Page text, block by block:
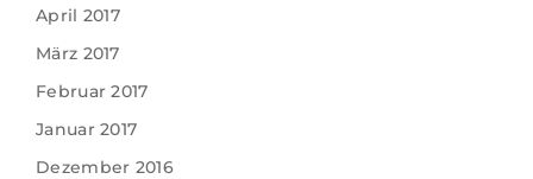
April 2017
März 2017
Februar 2017
Januar 2017
Dezember 2016